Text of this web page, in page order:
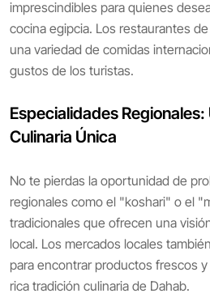
imprescindibles para quienes
cocina egipcia. Los restaurantes
una variedad de comidas
gustos de los turistas.
Especialidades
Culinaria Única
No te pierdas la oportunidad de
regionales como el "koshari" o el
tradicionales que ofrecen una
local. Los mercados locales
para encontrar productos frescos
rica tradición culinaria de Dahab.